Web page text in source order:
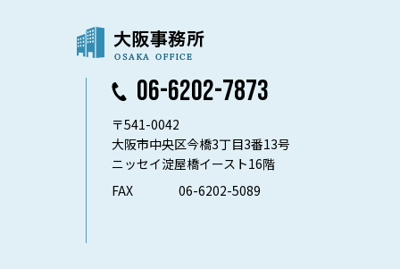
06-6202-7873
〒541-0042
大阪市中央区今橋3丁目3番13号
ニッセイ淀屋橋イースト16階
FAX
06-6202-5089